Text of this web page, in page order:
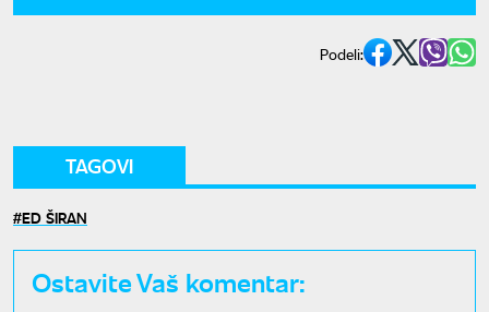
Podeli:
TAGOVI
ED ŠIRAN
Ostavite Vaš komentar: